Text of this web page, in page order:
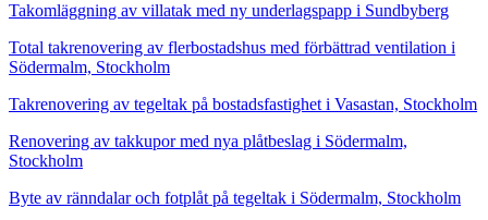
Takomläggning av villatak med ny underlagspapp i Sundbyberg
Total takrenovering av flerbostadshus med förbättrad ventilation i
Södermalm, Stockholm
Takrenovering av tegeltak på bostadsfastighet i Vasastan, Stockholm
Renovering av takkupor med nya plåtbeslag i Södermalm,
Stockholm
Byte av ränndalar och fotplåt på tegeltak i Södermalm, Stockholm